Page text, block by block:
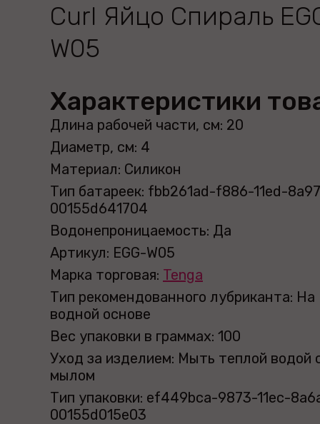
Curl Яйцо Спираль
W05
Характеристики
Длина рабочей части, см: 20
Диаметр, см: 4
Материал: Силикон
Тип батареек: fbb261ad-f886-11ed-
00155d641704
Водонепроницаемость: Да
Артикул: EGG-W05
Марка торговая: Tenga
Тип рекомендованного лубриканта: На
водной основе
Вес упаковки в граммах: 100
Уход за изделием: Мыть теплой водой
мылом
Тип упаковки: ef449bca-9873-11ec-
00155d015e03